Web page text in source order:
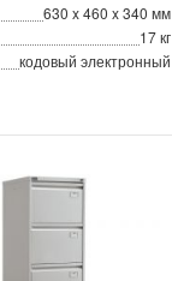
630 x 460 x 340 мм
17 кг
кодовый электронный